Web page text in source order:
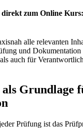
direkt zum Online Kurs:
alle relevanten
und Dokumentation
auch für
Grundlage
Prüfung ist das